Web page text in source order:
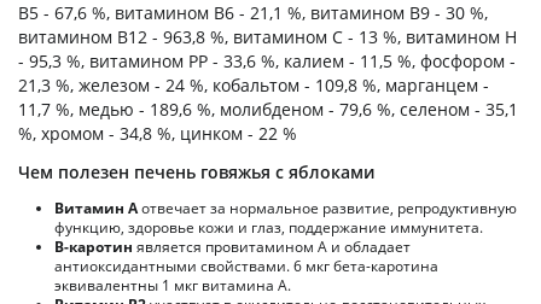
B5 - 67,6 %, витамином B6 - 21,1 %, витамином B9 - 30 %,
витамином B12 - 963,8 %, витамином C - 13 %, витамином H
- 95,3 %, витамином PP - 33,6 %, калием - 11,5 %, фосфором -
21,3 %, железом - 24 %, кобальтом - 109,8 %, марганцем -
11,7 %, медью - 189,6 %, молибденом - 79,6 %, селеном - 35,1
%, хромом - 34,8 %, цинком - 22 %
Чем полезен печень говяжья с яблоками
Витамин Аотвечает за нормальное развитие, репродуктивную
функцию, здоровье кожи и глаз, поддержание иммунитета.
В-каротин является провитамином А и обладает
антиоксидантными свойствами. 6 мкг бета-каротина
эквивалентны 1 мкг витамина А.